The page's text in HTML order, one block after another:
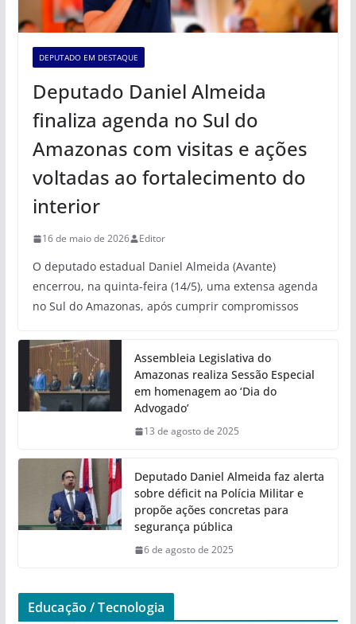
DEPUTADO EM DESTAQUE
Deputado Daniel Almeida
finaliza agenda no Sul do
Amazonas com visitas e ações
voltadas ao fortalecimento do
interior
16 de maio de 2026 Editor
O deputado estadual Daniel Almeida (Avante)
encerrou, na quinta-feira (14/5), uma extensa agenda
no Sul do Amazonas, após cumprir compromissos
Assembleia Legislativa do
Amazonas realiza Sessão Especial
em homenagem ao ‘Dia do
Advogado’
13 de agosto de 2025
Deputado Daniel Almeida faz alerta
sobre déficit na Polícia Militar e
propõe ações concretas para
segurança pública
6 de agosto de 2025
Educação / Tecnologia